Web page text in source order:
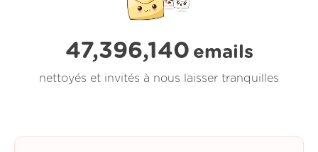
47,396,142 emails
nettoyés et invités à nous laisser tranquilles